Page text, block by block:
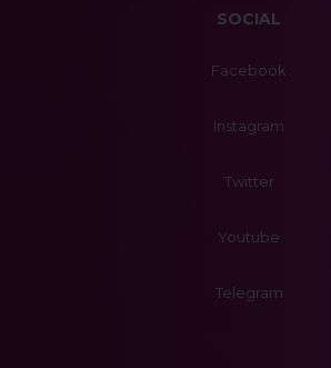
SOCIAL
Facebook
Instagram
Twitter
Youtube
Telegram